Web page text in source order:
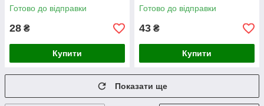
Готово до відправки
28 ₴
Купити
Готово до відправки
43 ₴
Купити
Показати ще